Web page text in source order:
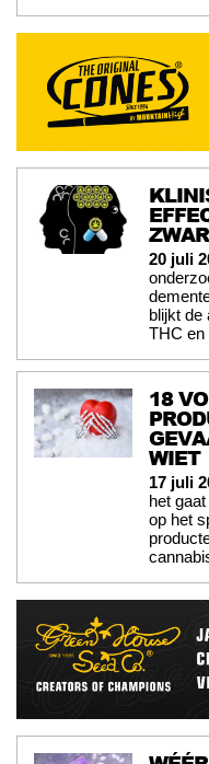
20 juli
blijkt de
THC en
18
WIET
17 juli
het
op het